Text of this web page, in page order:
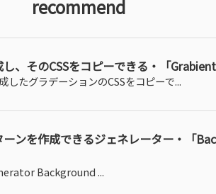
recommend
、そのCSSをコピーできる・「Grabient
たグラデーションのCSSをコピーで...
ンを作成できるジェネレーター・「
Background ...